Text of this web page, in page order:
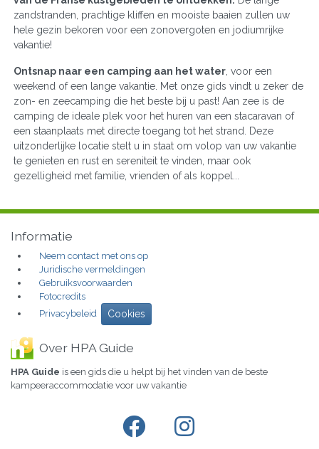
zandstranden, prachtige kliffen en mooiste baaien zullen uw
hele gezin bekoren voor een zonovergoten en jodiumrijke
vakantie!
Ontsnap naar een camping aan het water , voor een
weekend of een lange vakantie. Met onze gids vindt u zeker de
zon- en zeecamping die het beste bij u past! Aan zee is de
camping de ideale plek voor het huren van een stacaravan of
een staanplaats met directe toegang tot het strand. Deze
uitzonderlijke locatie stelt u in staat om volop van uw vakantie
te genieten en rust en sereniteit te vinden, maar ook
gezelligheid met familie, vrienden of als koppel...
Informatie
Neem contact met ons op
Juridische vermeldingen
Gebruiksvoorwaarden
Fotocredits
Privacybeleid
Cookies
Over HPA Guide
HPA Guide is een gids die u helpt bij het vinden van de beste
kampeeraccommodatie voor uw vakantie